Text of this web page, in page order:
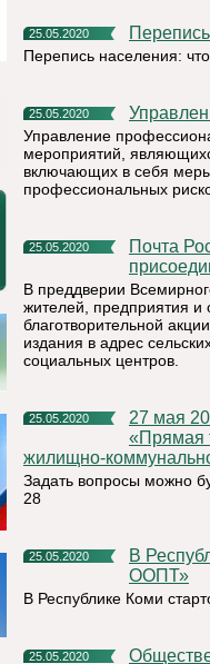
25.05.2020
Перепись населения:
25.05.2020
Управление
мероприятий,
включающих в себя
профессиональных
25.05.2020
Почта России приглашает жителей и организации Коми
В преддверии
жителей, предприятия и
благотворительной
издания в адрес
социальных центров.
25.05.2020
27 мая 2020 года с 14.00 до 15.00 часов будет проводиться
«Прямая
жилищно-
Задать вопросы можно
28
25.05.2020
В Республике Коми стартовал конкурс «Сезон фотоохоты на
ООПТ»
В Республике Коми
25.05.2020
Общественная палата Коми присоединилась к акции